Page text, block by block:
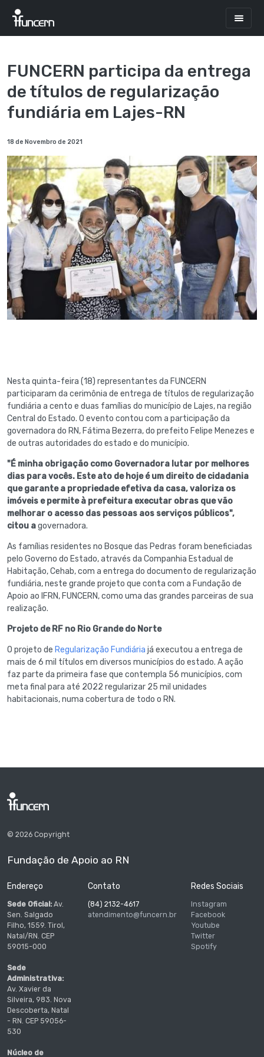
FUNCERN participa da entrega
de títulos de regularização
fundiária em Lajes-RN
18 de Novembro de 2021
Nesta quinta-feira (18) representantes da FUNCERN
participaram da cerimônia de entrega de títulos de regularização
fundiária a cento e duas famílias do município de Lajes, na região
Central do Estado. O evento contou com a participação da
governadora do RN, Fátima Bezerra, do prefeito Felipe Menezes e
de outras autoridades do estado e do município.
"É minha obrigação como Governadora lutar por melhores
dias para vocês. Este ato de hoje é um direito de cidadania
que garante a propriedade efetiva da casa, valoriza os
imóveis e permite à prefeitura executar obras que vão
melhorar o acesso das pessoas aos serviços públicos",
citou agovernadora.
As famílias residentes no Bosque das Pedras foram beneficiadas
pelo Governo do Estado, através da Companhia Estadual de
Habitação, Cehab, com a entrega do documento de regularização
fundiária, neste grande projeto que conta com a Fundação de
Apoio ao IFRN, FUNCERN, como uma das grandes parceiras de sua
realização.
Projeto de RF no Rio Grande do Norte
O projeto de Regularização Fundiária já executou a entrega de
mais de 6 mil títulos em diversos municípios do estado. A ação
faz parte da primeira fase que contempla 56 municípios, com
meta final para até 2022 regularizar 25 mil unidades
habitacionais, numa cobertura de todo o RN.
© 2026 Copyright
Fundação de Apoio ao RN
Endereço
Sede Oficial: Av.
Sen. Salgado
Filho, 1559. Tirol,
Natal/RN. CEP
59015-000
Sede
Administrativa:
Av. Xavier da
Silveira, 983. Nova
Descoberta, Natal
- RN. CEP 59056-
530
Núcleo de
Contato
(84) 2132-4617
atendimento@funcern.br
Redes Sociais
Instagram
Facebook
Youtube
Twitter
Spotify